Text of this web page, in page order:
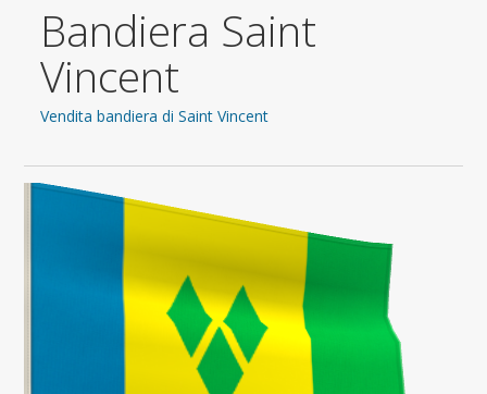
Bandiera Saint
Vincent
Vendita bandiera di Saint Vincent